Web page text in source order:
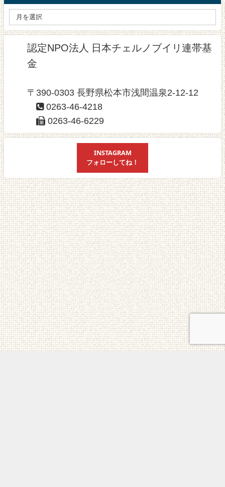
認定NPO法人 日本チェルノブイリ連帯基
金
〒390-0303 長野県松本市浅間温泉2-12-12
0263-46-4218
0263-46-6229
INSTAGRAM
フォローしてね！